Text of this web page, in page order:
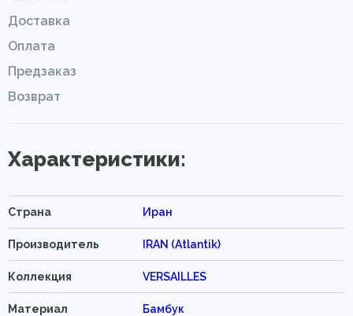
Доставка
Оплата
Предзаказ
Возврат
Характеристики:
Страна Иран
Производитель IRAN (Atlantik)
Коллекция VERSAILLES
Материал Бамбук